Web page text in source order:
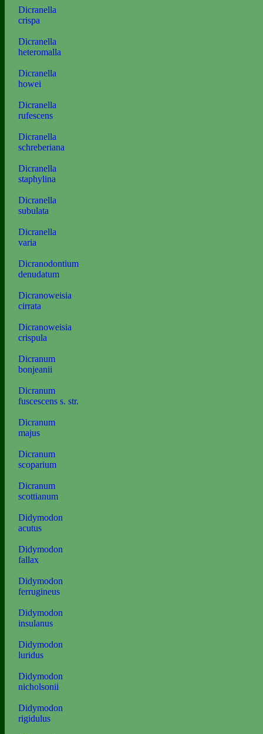
Dicranella
crispa
Dicranella
heteromalla
Dicranella
howei
Dicranella
rufescens
Dicranella
schreberiana
Dicranella
staphylina
Dicranella
subulata
Dicranella
varia
Dicranodontium
denudatum
Dicranoweisia
cirrata
Dicranoweisia
crispula
Dicranum
bonjeanii
Dicranum
fuscescens s. str.
Dicranum
majus
Dicranum
scoparium
Dicranum
scottianum
Didymodon
acutus
Didymodon
fallax
Didymodon
ferrugineus
Didymodon
insulanus
Didymodon
luridus
Didymodon
nicholsonii
Didymodon
rigidulus